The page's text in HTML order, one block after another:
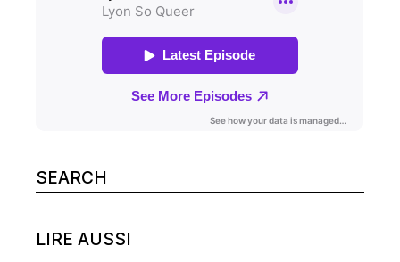
Search
for:
LIRE AUSSI